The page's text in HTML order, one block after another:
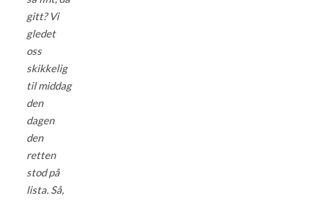
gitt? Vi
gledet
oss
skikkelig
til middag
den
dagen
den
retten
stod på
lista. Så,